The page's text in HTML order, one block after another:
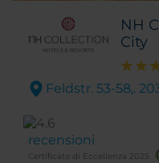
NH
City
Feldstr. 53-58,.
recensioni
Certificato di Eccellenza 2025